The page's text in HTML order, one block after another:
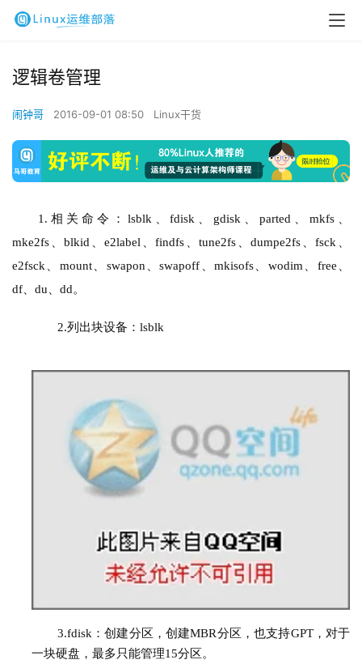
逻辑卷管理
闹钟哥 2016-09-01 08:50 Linux干货
1. 相关命令：lsblk、fdisk、gdisk、parted 、mkfs、
mke2fs、blkid、e2label、findfs、tune2fs、dumpe2fs、fsck、
e2fsck、mount、swapon、swapoff、mkisofs、wodim、free、
df、du、dd。
2.列出块设备：lsblk
3.fdisk：创建分区，创建MBR分区，也支持GPT，对于
一块硬盘，最多只能管理15分区。